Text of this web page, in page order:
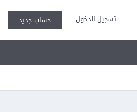
تسجيل الدخول حساب جديد